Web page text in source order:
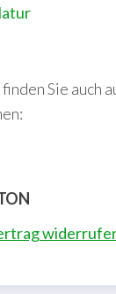
Sie auch